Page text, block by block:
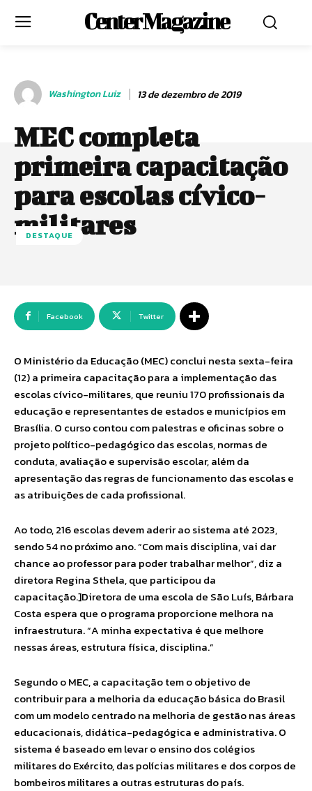
Center Magazine
Washington Luiz 13 de dezembro de 2019
MEC completa
primeira capacitação
para escolas cívico-
militares
DESTAQUE
Facebook Twitter
O Ministério da Educação (MEC) conclui nesta sexta-feira
(12) a primeira capacitação para a implementação das
escolas cívico-militares, que reuniu 170 profissionais da
educação e representantes de estados e municípios em
Brasília. O curso contou com palestras e oficinas sobre o
projeto político-pedagógico das escolas, normas de
conduta, avaliação e supervisão escolar, além da
apresentação das regras de funcionamento das escolas e
as atribuições de cada profissional.
Ao todo, 216 escolas devem aderir ao sistema até 2023,
sendo 54 no próximo ano. “Com mais disciplina, vai dar
chance ao professor para poder trabalhar melhor”, diz a
diretora Regina Sthela, que participou da
capacitação.]Diretora de uma escola de São Luís, Bárbara
Costa espera que o programa proporcione melhora na
infraestrutura. “A minha expectativa é que melhore
nessas áreas, estrutura física, disciplina.”
Segundo o MEC, a capacitação tem o objetivo de
contribuir para a melhoria da educação básica do Brasil
com um modelo centrado na melhoria de gestão nas áreas
educacionais, didática-pedagógica e administrativa. O
sistema é baseado em levar o ensino dos colégios
militares do Exército, das polícias militares e dos corpos de
bombeiros militares a outras estruturas do país.